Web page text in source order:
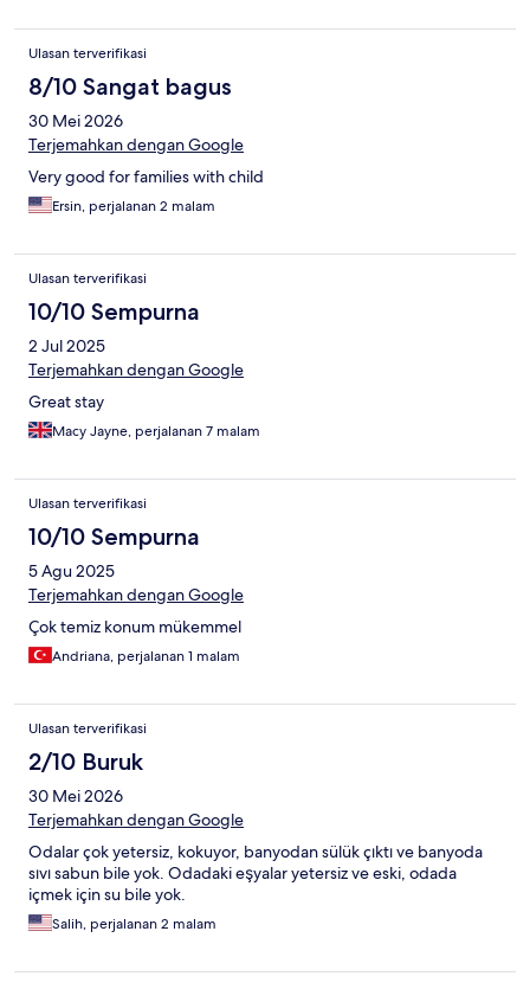
Ulasan terverifikasi
8/10 Sangat bagus
30 Mei 2026
Terjemahkan dengan Google
Very good for families with child
Ersin, perjalanan 2 malam
Ulasan terverifikasi
10/10 Sempurna
2 Jul 2025
Terjemahkan dengan Google
Great stay
Macy Jayne, perjalanan 7 malam
Ulasan terverifikasi
10/10 Sempurna
5 Agu 2025
Terjemahkan dengan Google
Çok temiz konum mükemmel
Andriana, perjalanan 1 malam
Ulasan terverifikasi
2/10 Buruk
30 Mei 2026
Terjemahkan dengan Google
Odalar çok yetersiz, kokuyor, banyodan sülük çıktı ve banyoda
sıvı sabun bile yok. Odadaki eşyalar yetersiz ve eski, odada
içmek için su bile yok.
Salih, perjalanan 2 malam